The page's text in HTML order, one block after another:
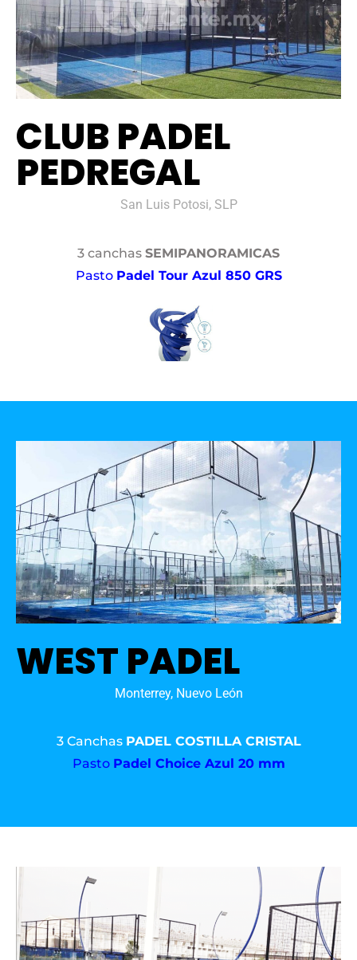
CLUB PADEL
PEDREGAL
San Luis Potosi, SLP
3 canchas SEMIPANORAMICAS
Pasto Padel Tour Azul 850 GRS
WEST PADEL
Monterrey, Nuevo León
3 Canchas PADEL COSTILLA CRISTAL
Pasto Padel Choice Azul 20 mm